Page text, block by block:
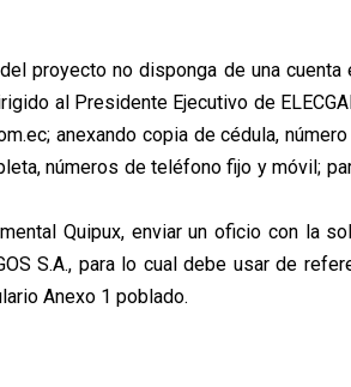
proyecto no disponga de una
al Presidente Ejecutivo de
anexando copia de cédula,
números de teléfono fijo y móvil;
Quipux, enviar un oficio con la
S.A., para lo cual debe usar de
Anexo 1 poblado.